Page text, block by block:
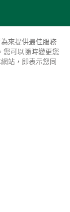
來提供最佳服務
您可以隨時變更您
站，即表示您同